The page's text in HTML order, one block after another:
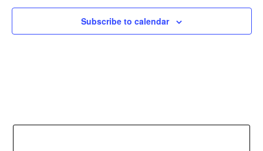
Subscribe to calendar